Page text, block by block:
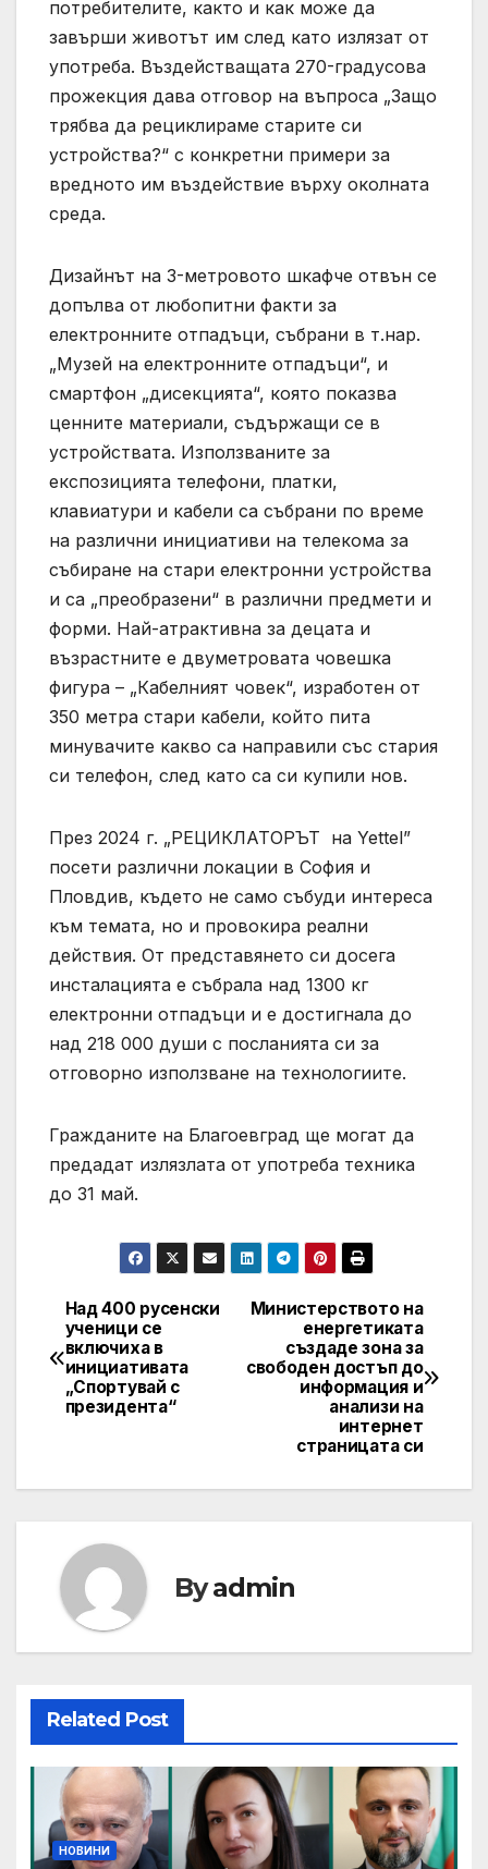
потребителите, както и как може да
завърши животът им след като излязат от
употреба. Въздействащата 270-градусова
прожекция дава отговор на въпроса „Защо
трябва да рециклираме старите си
устройства?“ с конкретни примери за
вредното им въздействие върху околната
среда.
Дизайнът на 3-метровото шкафче отвън се
допълва от любопитни факти за
електронните отпадъци, събрани в т.нар.
„Музей на електронните отпадъци“, и
смартфон „дисекцията“, която показва
ценните материали, съдържащи се в
устройствата. Използваните за
експозицията телефони, платки,
клавиатури и кабели са събрани по време
на различни инициативи на телекома за
събиране на стари електронни устройства
и са „преобразени“ в различни предмети и
форми. Най-атрактивна за децата и
възрастните е двуметровата човешка
фигура – „Кабелният човек“, изработен от
350 метра стари кабели, който пита
минувачите какво са направили със стария
си телефон, след като са си купили нов.
През 2024 г. „РЕЦИКЛАТОРЪТ на Yettel”
посети различни локации в София и
Пловдив, където не само събуди интереса
към темата, но и провокира реални
действия. От представянето си досега
инсталацията е събрала над 1300 кг
електронни отпадъци и е достигнала до
над 218 000 души с посланията си за
отговорно използване на технологиите.
Гражданите на Благоевград ще могат да
предадат излязлата от употреба техника
до 31 май.
Post
navigation
Министерството на
енергетиката
създаде зона за
свободен достъп до
информация и
анализи на
интернет
страницата си
Над 400 русенски
ученици се
включиха в
инициативата
„Спортувай с
президента“
Byadmin
Related Post
НОВИНИ